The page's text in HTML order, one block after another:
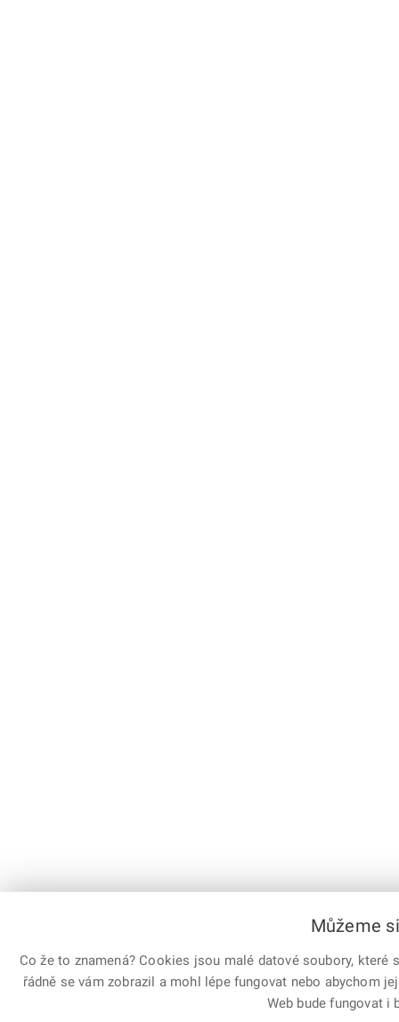
Můžeme
Co že to znamená? Cookies jsou malé datové soubory,
řádně se vám zobrazil a mohl lépe fungovat nebo abychom
Web bude fungovat i